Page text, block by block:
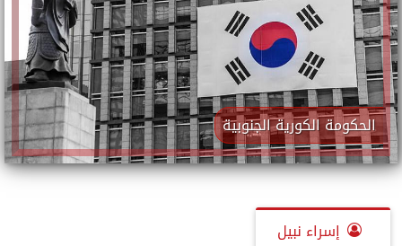
الحكومة الكورية الجنوبية
إسراء نبيل